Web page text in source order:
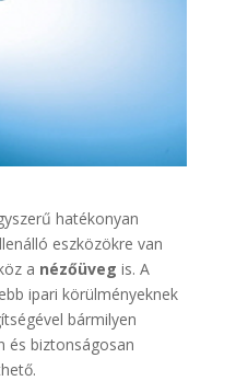
hatékonyan
eszközökre van
a nézőüveg is. A
ipari körülményeknek
bármilyen
és biztonságosan